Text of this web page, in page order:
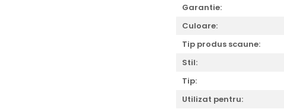
Garantie:
Culoare:
Tip produs scaune:
Stil:
Tip:
Utilizat pentru: